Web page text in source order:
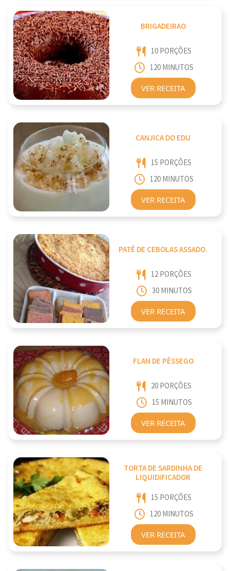
BRIGADEIRAO
10 PORÇÕES
120 MINUTOS
VER RECEITA
CANJICA DO EDU
15 PORÇÕES
120 MINUTOS
VER RECEITA
PATÊ DE CEBOLAS ASSADO.
12 PORÇÕES
30 MINUTOS
VER RECEITA
FLAN DE PÊSSEGO
20 PORÇÕES
15 MINUTOS
VER RECEITA
TORTA DE SARDINHA DE
LIQUIDIFICADOR
15 PORÇÕES
120 MINUTOS
VER RECEITA